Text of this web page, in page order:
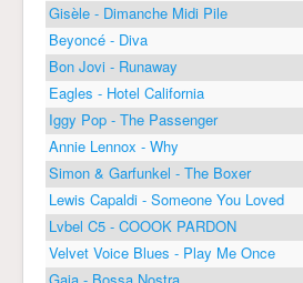
Gisèle - Dimanche Midi Pile
Beyoncé - Diva
Bon Jovi - Runaway
Eagles - Hotel California
Iggy Pop - The Passenger
Annie Lennox - Why
Simon & Garfunkel - The Boxer
Lewis Capaldi - Someone You Loved
Lvbel C5 - COOOK PARDON
Velvet Voice Blues - Play Me Once